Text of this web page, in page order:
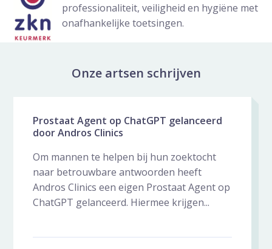
professionaliteit, veiligheid en hygiëne met
onafhankelijke toetsingen.
Onze artsen schrijven
Prostaat Agent op ChatGPT gelanceerd
door Andros Clinics
Om mannen te helpen bij hun zoektocht
naar betrouwbare antwoorden heeft
Andros Clinics een eigen Prostaat Agent op
ChatGPT gelanceerd. Hiermee krijgen...